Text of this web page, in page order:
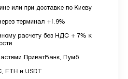
или при доставке по Киеву
терминал +1.9%
расчету без НДС + 7% к
ПриватБанк, Пумб
ETH и USDT